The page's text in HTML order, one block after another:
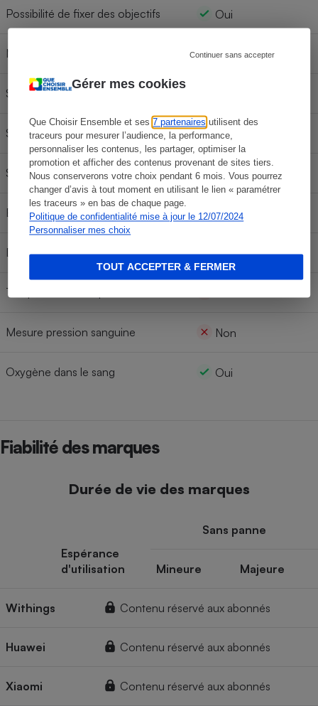
Gérer mes cookies
Que Choisir Ensemble et ses7 partenaires utilisent des
traceurs pour mesurer l’audience, la performance,
personnaliser les contenus, les partager, optimiser la
promotion et afficher des contenus provenant de sites tiers.
Nous conserverons votre choix pendant 6 mois. Vous pourrez
changer d’avis à tout moment en utilisant le lien « paramétrer
les traceurs » en bas de chaque page.
Politique de confidentialité mise à jour le 12/07/2024
Personnaliser mes choix
Continuer sans accepter
TOUT ACCEPTER & FERMER
Possibilité de fixer des objectifs Oui
Message de motivation Oui
Suivi du sommeil
Suivi en natation Oui
Suivi en vélo Oui
ECG Non
Détection de chutes Oui
Température de la peau
Mesure pression sanguine Non
Oxygène dans le sang Oui
Fiabilité des marques
Durée de vie des marques
Espérance
d'utilisation
Sans panne
Mineure Majeure
Withings Contenu réservé aux abonnés
Huawei Contenu réservé aux abonnés
Xiaomi Contenu réservé aux abonnés